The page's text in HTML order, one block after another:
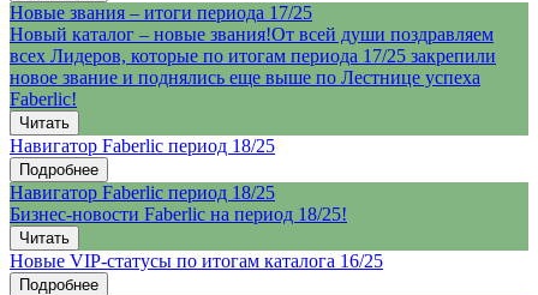
Новые звания – итоги периода 17/25
Новый каталог – новые звания!От всей души поздравляем
всех Лидеров, которые по итогам периода 17/25 закрепили
новое звание и поднялись еще выше по Лестнице успеха
Faberlic!
Читать
Навигатор Faberlic период 18/25
Подробнее
Навигатор Faberlic период 18/25
Бизнес-новости Faberlic на период 18/25!
Читать
Новые VIP-статусы по итогам каталога 16/25
Подробнее